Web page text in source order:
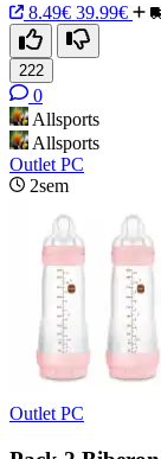
8.49€ 39.99€
222
0
Allsports
Allsports
Outlet PC
2sem
Outlet PC